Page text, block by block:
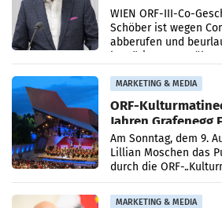
WIEN ORF-III-Co-
Schöber ist wegen
abberufen und
bestätigte gegenüber
MARKETING & MEDIA
ORF-
Jahren Grafenegg
Simonischek
Am Sonntag, dem 9.
Lillian Moschen das
durch die ORF-
startet mit der
Grafenegg
MARKETING & MEDIA